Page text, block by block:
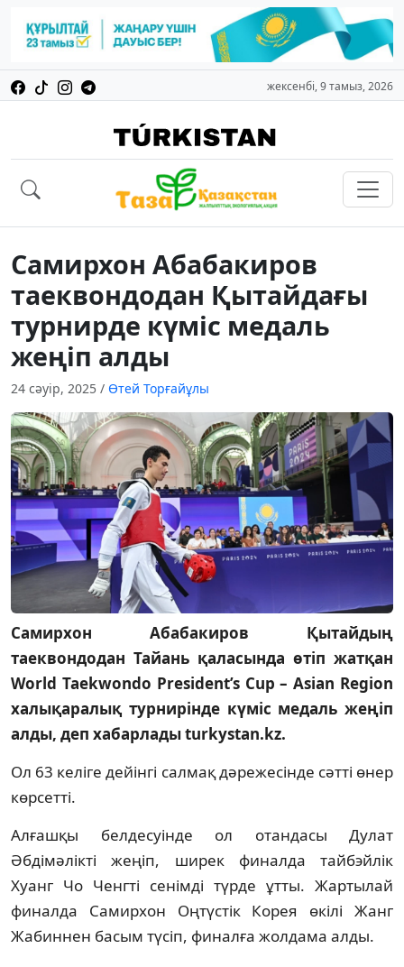
жексенбі, 9 тамыз, 2026
Самирхон Абабакиров
таеквондодан Қытайдағы
турнирде күміс медаль
жеңіп алды
24 сәуір, 2025 / Өтей Торғайұлы
Самирхон Абабакиров Қытайдың
таеквондодан Тайань қаласында өтіп жатқан
World Taekwondo President’s Cup – Asian Region
халықаралық турнирінде күміс медаль жеңіп
алды, деп хабарлады turkystan.kz.
Ол 63 келіге дейінгі салмақ дәрежесінде сәтті өнер
көрсетті.
Алғашқы белдесуінде ол отандасы Дулат
Әбдімәлікті жеңіп, ширек финалда тайбэйлік
Хуанг Чо Ченгті сенімді түрде ұтты. Жартылай
финалда Самирхон Оңтүстік Корея өкілі Жанг
Жабиннен басым түсіп, финалға жолдама алды.